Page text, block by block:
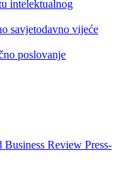
intelektualnog
savjetodavno vijeće
poslovanje
Review Press-